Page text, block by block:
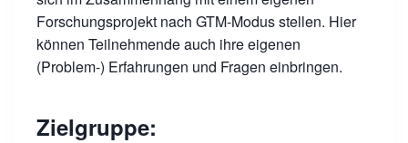
Forschungsprojekt nach GTM-Modus stellen. Hier
können Teilnehmende auch ihre eigenen
(Problem-) Erfahrungen und Fragen einbringen.
Zielgruppe: